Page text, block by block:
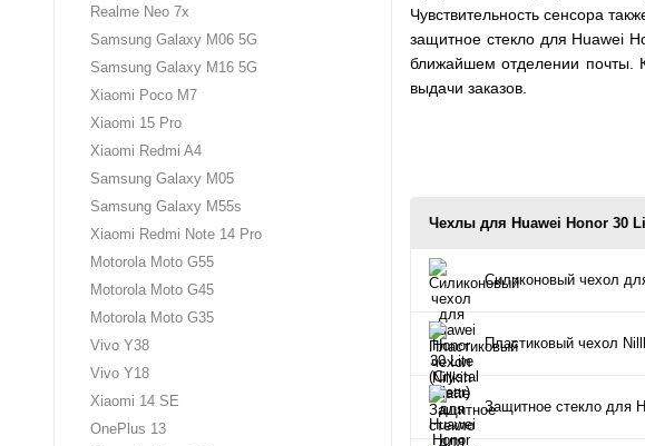
Realme Neo 7x
Samsung Galaxy M06 5G
Samsung Galaxy M16 5G
Xiaomi Poco M7
Xiaomi 15 Pro
Xiaomi Redmi A4
Samsung Galaxy M05
Samsung Galaxy M55s
Xiaomi Redmi Note 14 Pro
Motorola Moto G55
Motorola Moto G45
Motorola Moto G35
Vivo Y38
Vivo Y18
Xiaomi 14 SE
OnePlus 13
Чувствительность сенсора
защитное стекло для Huawei
ближайшем отделении почты.
выдачи заказов.
Чехлы для Huawei Honor 30
Силиконовый чехол
Пластиковый чехол
Защитное стекло для